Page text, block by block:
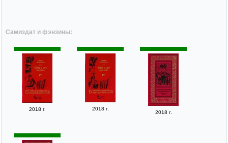
Самиздат и фэнзины:
2018 г. 2018 г.
2018 г.